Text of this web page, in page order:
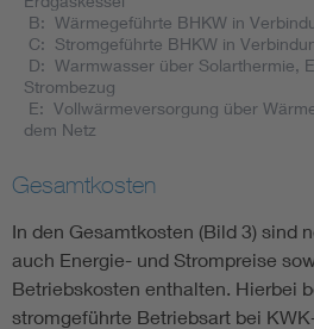
B: Wärmegeführte BHKW in
C: Stromgeführte BHKW in
D: Warmwasser über Solarthermie,
Strombezug
E: Vollwärmeversorgung über
dem Netz
Gesamtkosten
In den Gesamtkosten (Bild 3) sind
auch Energie- und Strompreise
Betriebskosten enthalten. Hierbei
stromgeführte Betriebsart bei